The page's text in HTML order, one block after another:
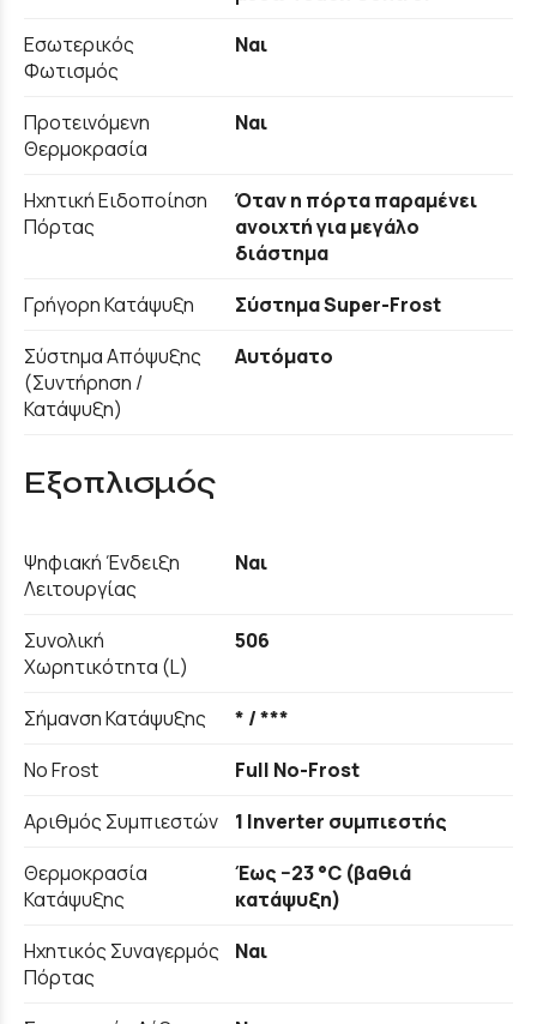
Εσωτερικός
Φωτισμός
Ναι
Προτεινόμενη
Θερμοκρασία
Ναι
Ηχητική Ειδοποίηση
Πόρτας
Όταν η πόρτα παραμένει
ανοιχτή για μεγάλο
διάστημα
Γρήγορη Κατάψυξη
Σύστημα Super-Frost
Σύστημα Απόψυξης
(Συντήρηση /
Κατάψυξη)
Αυτόματο
Εξοπλισμός
Ψηφιακή Ένδειξη
Λειτουργίας
Ναι
Συνολική
Χωρητικότητα (L)
506
Σήμανση Κατάψυξης
* / ***
No Frost
Full No-Frost
Αριθμός Συμπιεστών
1 Inverter συμπιεστής
Θερμοκρασία
Κατάψυξης
Έως −23 °C (βαθιά
κατάψυξη)
Ηχητικός Συναγερμός
Πόρτας
Ναι